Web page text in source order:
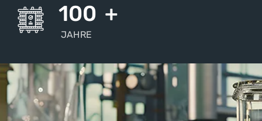
100 +
JAHRE